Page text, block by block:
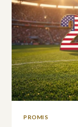
PROMIS